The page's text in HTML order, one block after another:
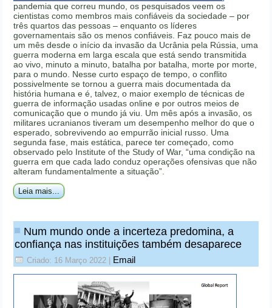
pandemia que correu mundo, os pesquisados veem os
cientistas como membros mais confiáveis ​​da sociedade – por
três quartos das pessoas – enquanto os líderes
governamentais são os menos confiáveis. Faz pouco mais de
um mês desde o início da invasão da Ucrânia pela Rússia, uma
guerra moderna em larga escala que está sendo transmitida
ao vivo, minuto a minuto, batalha por batalha, morte por morte,
para o mundo. Nesse curto espaço de tempo, o conflito
possivelmente se tornou a guerra mais documentada da
história humana e é, talvez, o maior exemplo de técnicas de
guerra de informação usadas online e por outros meios de
comunicação que o mundo já viu. Um mês após a invasão, os
militares ucranianos tiveram um desempenho melhor do que o
esperado, sobrevivendo ao empurrão inicial russo. Uma
segunda fase, mais estática, parece ter começado, como
observado pelo Institute of the Study of War, “uma condição na
guerra em que cada lado conduz operações ofensivas que não
alteram fundamentalmente a situação”.
Leia mais...
Num mundo onde a incerteza predomina, a
confiança nas instituições também desaparece
Criado: 16 Março 2022 | Email